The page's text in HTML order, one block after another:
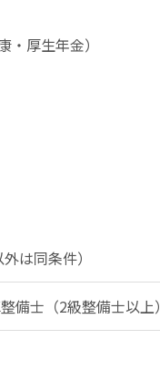
厚生年金）
は同条件）
備士（2級整備士以上）